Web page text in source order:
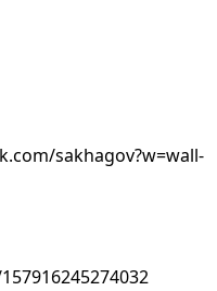
sakhagov?w=wall-